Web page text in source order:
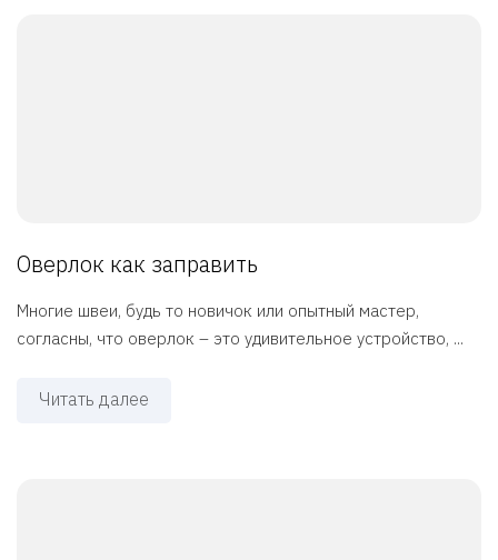
Оверлок как заправить
Многие швеи, будь то новичок или опытный мастер,
согласны, что оверлок – это удивительное устройство, ...
Читать далее